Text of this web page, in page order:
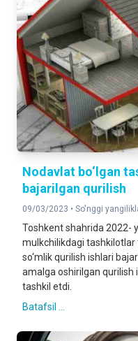
Nodavlat bo‘lgan
bajarilgan qurilish
09/03/2023 • So'nggi
Toshkent shahrida 2022-
mulkchilikdagi tashkilotlar
so‘mlik qurilish ishlari
amalga oshirilgan qurilish
tashkil etdi.
Batafsil ...